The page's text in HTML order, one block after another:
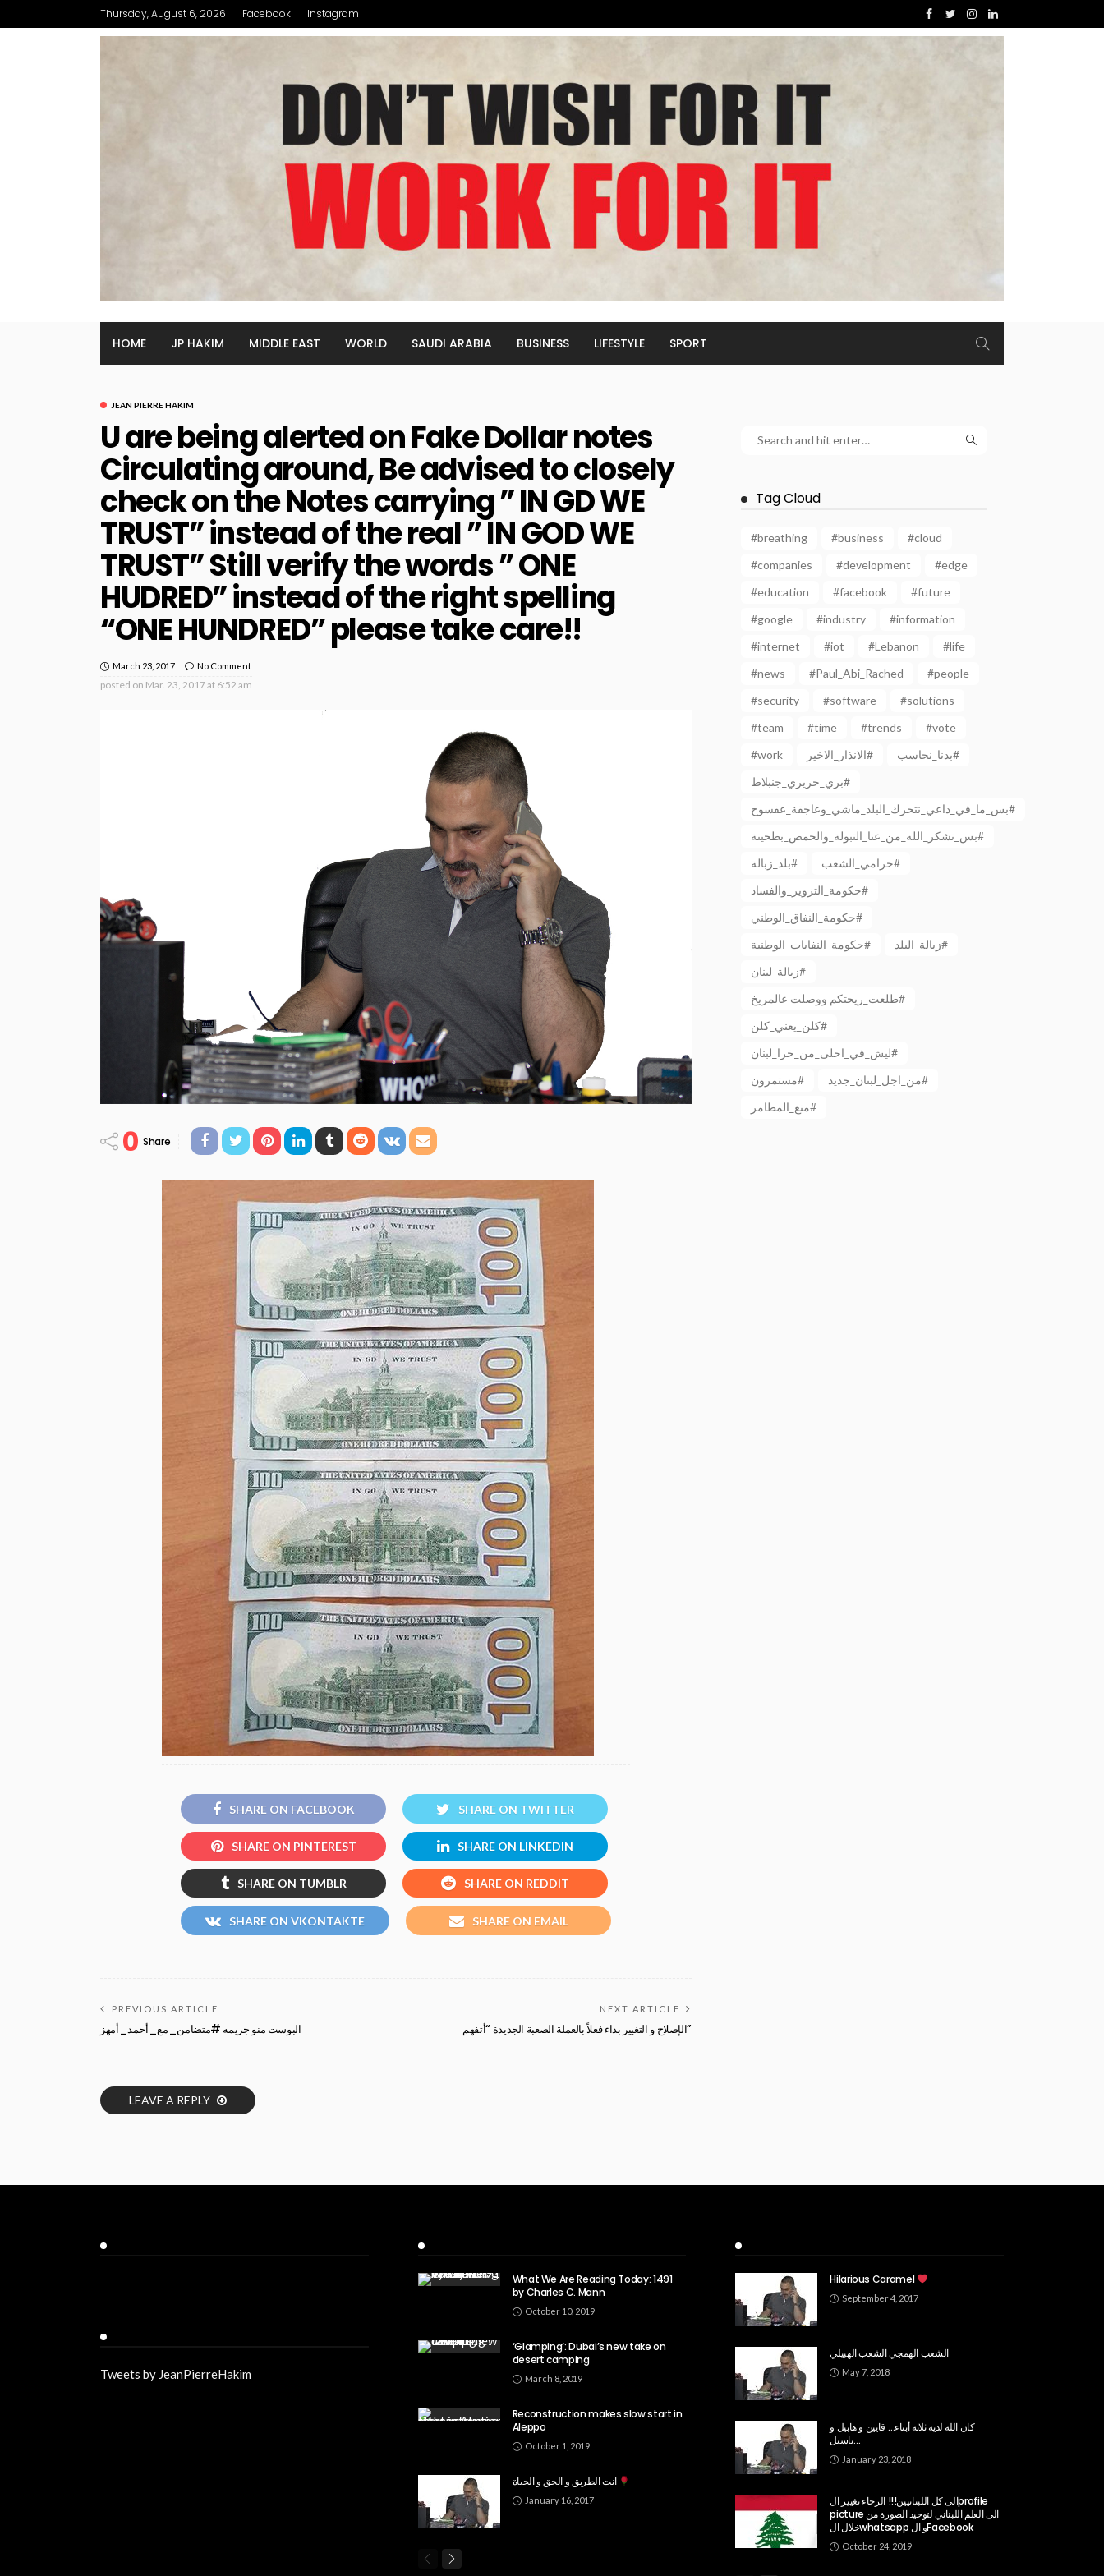
Thursday, August 6, 2026 Facebook Instagram
HOME JP HAKIM MIDDLE EAST WORLD SAUDI ARABIA BUSINESS LIFESTYLE SPORT
JEAN PIERRE HAKIM
U are being alerted on Fake Dollar notes
Circulating around, Be advised to closely
check on the Notes carrying ” IN GD WE
TRUST” instead of the real ” IN GOD WE
TRUST” Still verify the words ” ONE
HUDRED” instead of the right spelling
“ONE HUNDRED” please take care!!
March 23, 2017 No Comment
posted on Mar. 23, 2017 at 6:52 am
0 Share
SHARE ON FACEBOOK SHARE ON TWITTER
SHARE ON PINTEREST SHARE ON LINKEDIN
SHARE ON TUMBLR SHARE ON REDDIT
SHARE ON VKONTAKTE SHARE ON EMAIL
PREVIOUS ARTICLE
البوست منو جريمه #متضامن_مع_أحمد_أمهز
NEXT ARTICLE
الإصلاح و التغيير بداء فعلاً بالعملة الصعبة الجديدة “أتفهم”
LEAVE A REPLY
Tag Cloud
#breathing #business
#cloud
#companies
#development
#edge
#education
#facebook
#future
#google
#industry
#information
#internet
#iot #Lebanon
#life
#news
#Paul_Abi_Rached
#people
#security
#software
#solutions
#team
#time #trends
#vote
#work
الانذار_الاخير#
بدنا_نحاسب#
بري_حريري_جنبلاط#
بس_ما_في_داعي_نتحرك_البلد_ماشي_وعاجقة_عفسوح#
بس_نشكر_الله_من_عنا_التبولة_والحمص_بطحينة#
بلد_زبالة#
حرامي_الشعب#
حكومة_التزوير_والفساد#
حكومة_النفاق_الوطني#
حكومة_النفايات_الوطنية#
زبالة_البلد#
زبالة_لبنان#
طلعت_ريحتكم ووصلت عالمريخ#
كلن_يعني_كلن#
ليش_في_احلى_من_خرا_لبنان#
مستمرون#
من_اجل_لبنان_جديد#
منع_المطامر#
Tweets by JeanPierreHakim
What We Are Reading Today: 1491
by Charles C. Mann
October 10, 2019
‘Glamping’: Dubai’s new take on
desert camping
March 8, 2019
Reconstruction makes slow start in
Aleppo
October 1, 2019
انت الطريق و الحق و الحياة
January 16, 2017
Hilarious Caramel
September 4, 2017
الشعب الهمجي الشعب الهبيلي
May 7, 2018
كان الله لديه ثلاثة أبناء… قايين و هابيل و
باسيل…
January 23, 2018
الى كل اللبنانيين!!! الرجاء تغيير الprofile
picture الى العلم اللبناني لتوحيد الصورة من
خلال الwhatsapp و الFacebook
October 24, 2019